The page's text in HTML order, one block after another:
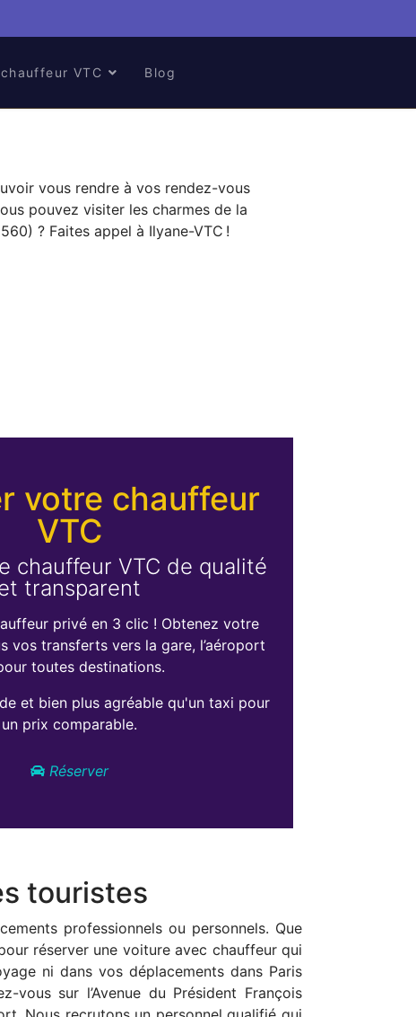
VTC Blog
vous rendre à vos rendez-vous
pouvez visiter les charmes de la
? Faites appel à Ilyane-VTC !
votre chauffeur
VTC
chauffeur VTC de qualité
transparent
privé en 3 clic ! Obtenez votre
vos transferts vers la gare, l’aéroport
toutes destinations.
et bien plus agréable qu'un taxi pour
un prix comparable.
Réserver
touristes
professionnels ou personnels. Que
réserver une voiture avec chauffeur qui
ni dans vos déplacements dans Paris
sur l’Avenue du Président François